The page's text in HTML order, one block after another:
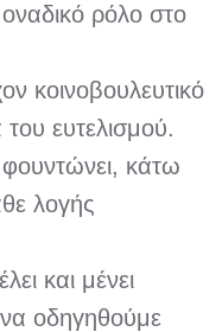
ρόλο στο
κοινοβουλευτικό
ευτελισμού.
κάτω
λογής
και μένει
οδηγηθούμε